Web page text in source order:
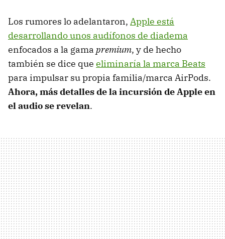
Los rumores lo adelantaron, Apple está
desarrollando unos audífonos de diadema
enfocados a la gama premium, y de hecho
también se dice que eliminaría la marca Beats
para impulsar su propia familia/marca AirPods.
Ahora, más detalles de la incursión de Apple en
el audio se revelan.